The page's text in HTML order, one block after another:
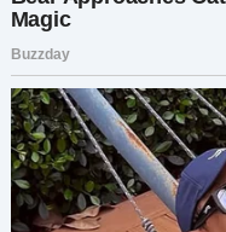
услышала слова,
счастлив, и я
сердце
потеряла дар
его остаться? Все
Мне не пришлось.
несколько дней